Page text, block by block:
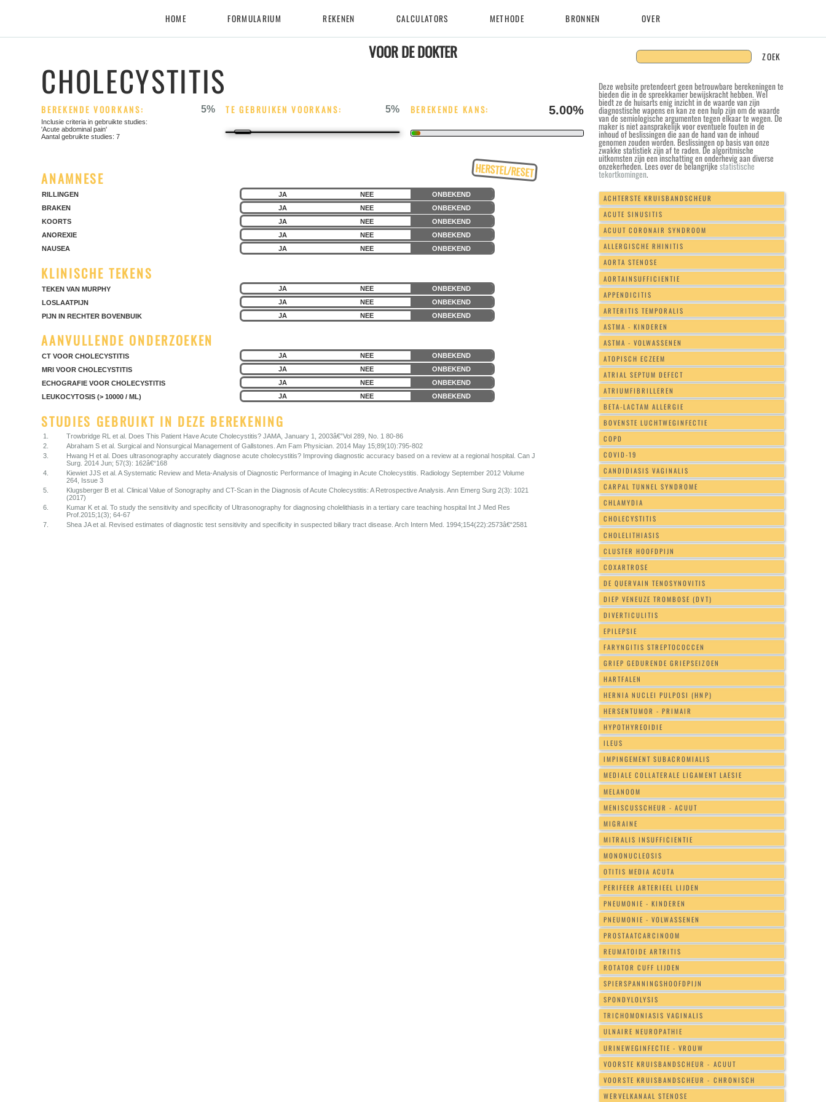
HOME FORMULARIUM REKENEN CALCULATORS METHODE BRONNEN OVER
VOOR DE DOKTER
CHOLECYSTITIS
BEREKENDE VOORKANS: 5
Inclusie criteria in gebruikte studies:
'Acute abdominal pain'
Aantal gebruikte studies: 7
TE GEBRUIKEN VOORKANS: 5 BEREKENDE KANS: 5.00
ANAMNESE
RILLINGEN JA NEE
ONBEKEND
BRAKEN
JA NEE
ONBEKEND
KOORTS
JA NEE
ONBEKEND
ANOREXIE
JA NEE
ONBEKEND
NAUSEA
JA NEE ONBEKEND
KLINISCHE TEKENS
TEKEN VAN MURPHY JA NEE
ONBEKEND
LOSLAATPIJN
JA NEE
ONBEKEND
PIJN IN RECHTER BOVENBUIK
JA NEE ONBEKEND
AANVULLENDE ONDERZOEKEN
CT VOOR CHOLECYSTITIS JA NEE
ONBEKEND
MRI VOOR CHOLECYSTITIS
JA NEE
ONBEKEND
ECHOGRAFIE VOOR CHOLECYSTITIS
JA NEE
ONBEKEND
LEUKOCYTOSIS (> 10000 / ML)
JA NEE ONBEKEND
STUDIES GEBRUIKT IN DEZE BEREKENING
1.
Trowbridge RL et al. Does This Patient Have Acute Cholecystitis? JAMA, January 1, 2003â€”Vol 289, No. 1 80-86
2.
Abraham S et al. Surgical and Nonsurgical Management of Gallstones. Am Fam Physician. 2014 May 15;89(10):795-802
3.
Hwang H et al. Does ultrasonography accurately diagnose acute cholecystitis? Improving diagnostic accuracy based on a review at a regional hospital. Can J
Surg. 2014 Jun; 57(3): 162â€“168
4.
Kiewiet JJS et al. A Systematic Review and Meta-Analysis of Diagnostic Performance of Imaging in Acute Cholecystitis. Radiology September 2012 Volume
264, Issue 3
5.
Klugsberger B et al. Clinical Value of Sonography and CT-Scan in the Diagnosis of Acute Cholecystitis: A Retrospective Analysis. Ann Emerg Surg 2(3): 1021
(2017)
6.
Kumar K et al. To study the sensitivity and specificity of Ultrasonography for diagnosing cholelithiasis in a tertiary care teaching hospital Int J Med Res
Prof.2015;1(3); 64-67
7.
Shea JA et al. Revised estimates of diagnostic test sensitivity and specificity in suspected biliary tract disease. Arch Intern Med. 1994;154(22):2573â€“2581
Deze website pretendeert geen betrouwbare berekeningen te
bieden die in de spreekkamer bewijskracht hebben. Wel
biedt ze de huisarts enig inzicht in de waarde van zijn
diagnostische wapens en kan ze een hulp zijn om de waarde
van de semiologische argumenten tegen elkaar te wegen. De
maker is niet aansprakelijk voor eventuele fouten in de
inhoud of beslissingen die aan de hand van de inhoud
genomen zouden worden. Beslissingen op basis van onze
zwakke statistiek zijn af te raden. De algoritmische
uitkomsten zijn een inschatting en onderhevig aan diverse
onzekerheden. Lees over de belangrijkestatistische
tekortkomingen.
ACHTERSTE KRUISBANDSCHEUR
ACUTE SINUSITIS
ACUUT CORONAIR SYNDROOM
ALLERGISCHE RHINITIS
AORTA STENOSE
AORTAINSUFFICIENTIE
APPENDICITIS
ARTERITIS TEMPORALIS
ASTMA - KINDEREN
ASTMA - VOLWASSENEN
ATOPISCH ECZEEM
ATRIAL SEPTUM DEFECT
ATRIUMFIBRILLEREN
BETA-LACTAM ALLERGIE
BOVENSTE LUCHTWEGINFECTIE
COPD
COVID-19
CANDIDIASIS VAGINALIS
CARPAL TUNNEL SYNDROME
CHLAMYDIA
CHOLECYSTITIS
CHOLELITHIASIS
CLUSTER HOOFDPIJN
COXARTROSE
DE QUERVAIN TENOSYNOVITIS
DIEP VENEUZE TROMBOSE (DVT)
DIVERTICULITIS
EPILEPSIE
FARYNGITIS STREPTOCOCCEN
GRIEP GEDURENDE GRIEPSEIZOEN
HARTFALEN
HERNIA NUCLEI PULPOSI (HNP)
HERSENTUMOR - PRIMAIR
HYPOTHYREOIDIE
ILEUS
IMPINGEMENT SUBACROMIALIS
MEDIALE COLLATERALE LIGAMENT LAESIE
MELANOOM
MENISCUSSCHEUR - ACUUT
MIGRAINE
MITRALIS INSUFFICIENTIE
MONONUCLEOSIS
OTITIS MEDIA ACUTA
PERIFEER ARTERIEEL LIJDEN
PNEUMONIE - KINDEREN
PNEUMONIE - VOLWASSENEN
PROSTAATCARCINOOM
REUMATOIDE ARTRITIS
ROTATOR CUFF LIJDEN
SPIERSPANNINGSHOOFDPIJN
SPONDYLOLYSIS
TRICHOMONIASIS VAGINALIS
ULNAIRE NEUROPATHIE
URINEWEGINFECTIE - VROUW
VOORSTE KRUISBANDSCHEUR - ACUUT
VOORSTE KRUISBANDSCHEUR - CHRONISCH
WERVELKANAAL STENOSE